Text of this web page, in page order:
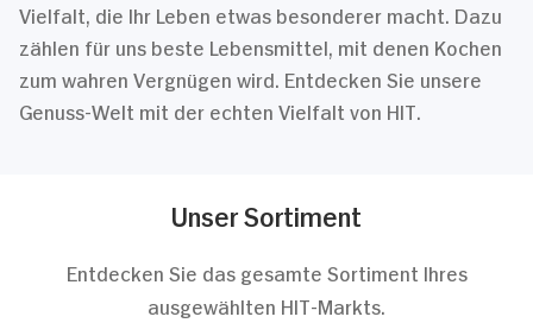
Vielfalt, die Ihr Leben etwas besonderer macht. Dazu
zählen für uns beste Lebensmittel, mit denen Kochen
zum wahren Vergnügen wird. Entdecken Sie unsere
Genuss-Welt mit der echten Vielfalt von HIT.
Unser Sortiment
Entdecken Sie das gesamte Sortiment Ihres
ausgewählten HIT-Markts.